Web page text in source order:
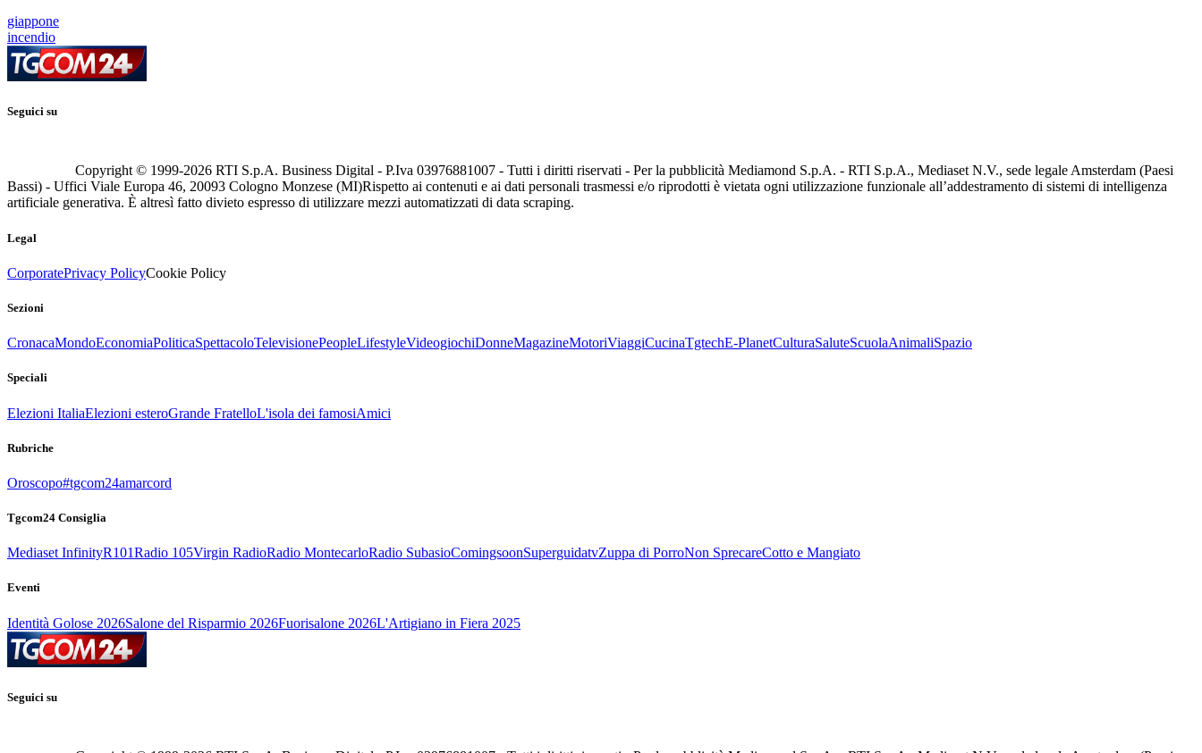
giappone
incendio
Seguici su
Copyright © 1999-2026 RTI S.p.A. Business Digital - P.Iva 03976881007 - Tutti i diritti riservati - Per la pubblicità Mediamond S.p.A. - RTI S.p.A., Mediaset N.V., sede legale Amsterdam (Paesi
Bassi) - Uffici Viale Europa 46, 20093 Cologno Monzese (MI)Rispetto ai contenuti e ai dati personali trasmessi e/o riprodotti è vietata ogni utilizzazione funzionale all’addestramento di sistemi di intelligenza
artificiale generativa. È altresì fatto divieto espresso di utilizzare mezzi automatizzati di data scraping.
Legal
CorporatePrivacy PolicyCookie Policy
Sezioni
CronacaMondoEconomiaPoliticaSpettacoloTelevisionePeopleLifestyleVideogiochiDonneMagazineMotoriViaggiCucinaTgtechE-PlanetCulturaSaluteScuolaAnimaliSpazio
Speciali
Elezioni ItaliaElezioni esteroGrande FratelloL'isola dei famosiAmici
Rubriche
Oroscopo#tgcom24amarcord
Tgcom24 Consiglia
Mediaset InfinityR101Radio 105Virgin RadioRadio MontecarloRadio SubasioComingsoonSuperguidatvZuppa di PorroNon SprecareCotto e Mangiato
Eventi
Identità Golose 2026Salone del Risparmio 2026Fuorisalone 2026L'Artigiano in Fiera 2025
Seguici su